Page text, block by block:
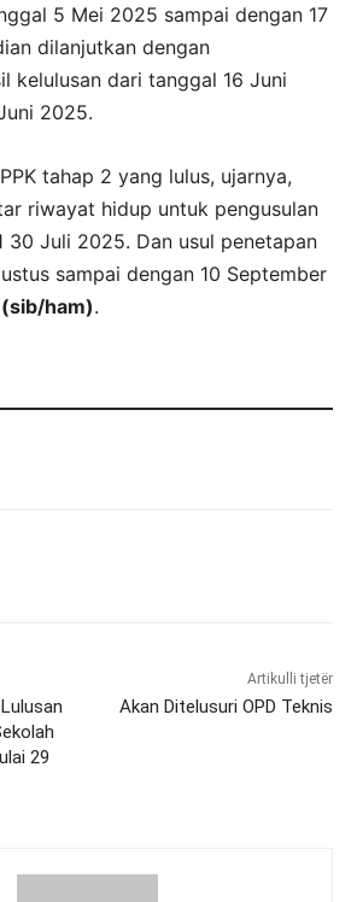
5 Mei 2025 sampai dengan 17
dilanjutkan dengan
kelulusan dari tanggal 16 Juni
2025.
tahap 2 yang lulus, ujarnya,
riwayat hidup untuk pengusulan
30 Juli 2025. Dan usul penetapan
sampai dengan 10 September
(sib/ham).
29
Artikulli tjetër
Akan Ditelusuri OPD Teknis